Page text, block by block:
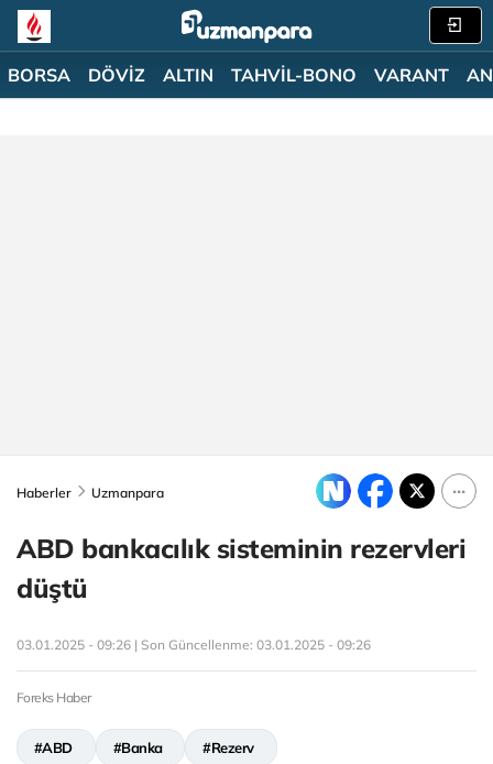
BORSA DÖVİZ ALTIN TAHVİL-BONO VARANT
Haberler Uzmanpara
ABD bankacılık sisteminin rezervleri
düştü
03.01.2025 - 09:26 | Son Güncellenme: 03.01.2025 - 09:26
Foreks Haber
#ABD #Banka #Rezerv